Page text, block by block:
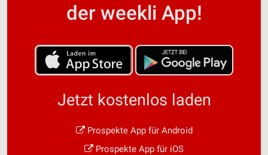
der weekli App!
Jetzt kostenlos laden
Prospekte App für Android
Prospekte App für iOS